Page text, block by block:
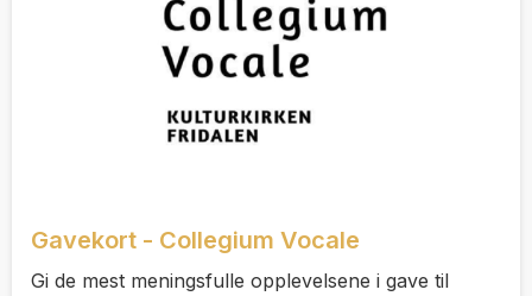
Gavekort - Collegium Vocale
Gi de mest meningsfulle opplevelsene i gave til